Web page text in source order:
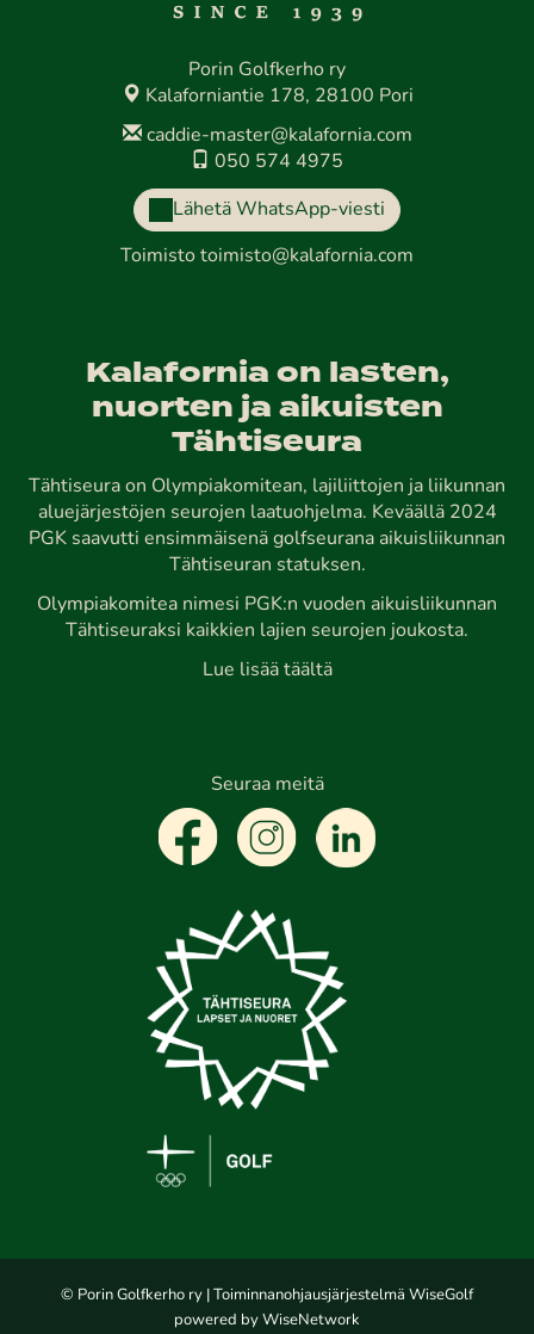
Porin Golfkerho ry
Kalaforniantie 178, 28100 Pori
caddie-master@kalafornia.com
050 574 4975
Lähetä WhatsApp-viesti
Toimisto toimisto@kalafornia.com
Kalafornia on lasten,
nuorten ja aikuisten
Tähtiseura
Tähtiseura on Olympiakomitean, lajiliittojen ja liikunnan
aluejärjestöjen seurojen laatuohjelma. Keväällä 2024
PGK saavutti ensimmäisenä golfseurana aikuisliikunnan
Tähtiseuran statuksen.
Olympiakomitea nimesi PGK:n vuoden aikuisliikunnan
Tähtiseuraksi kaikkien lajien seurojen joukosta.
Lue lisää täältä
Seuraa meitä
© Porin Golfkerho ry | Toiminnanohjausjärjestelmä WiseGolf
powered by WiseNetwork